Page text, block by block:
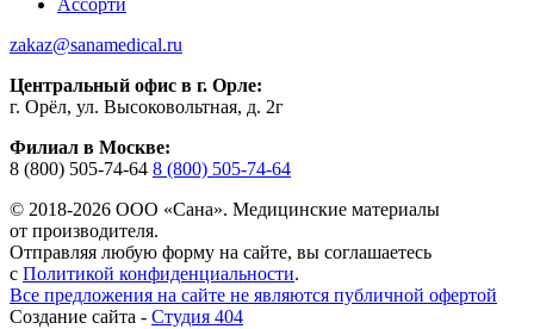
Ассорти
zakaz@sanamedical.ru
Центральный офис в г. Орле:
г. Орёл, ул. Высоковольтная, д. 2г
Филиал в Москве:
8 (800) 505-74-64 8 (800) 505-74-64
© 2018-2026 ООО «Сана». Медицинские материалы
от производителя.
Отправляя любую форму на сайте, вы соглашаетесь
с Политикой конфиденциальности.
Все предложения на сайте не являются публичной офертой
Создание сайта - Студия 404